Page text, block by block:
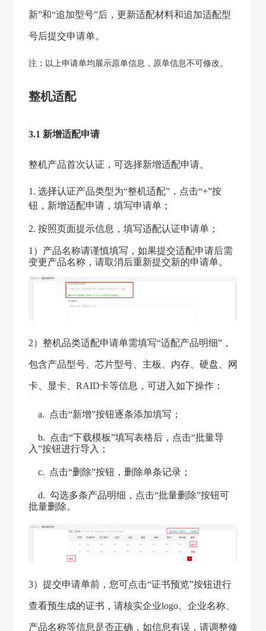
新”和“追加型号”后，更新适配材料和追加适配型
号后提交申请单。
注：以上申请单均展示原单信息，原单信息不可修改。
整机适配
3.1 新增适配申请
整机产品首次认证，可选择新增适配申请。
1. 选择认证产品类型为“整机适配”，点击“+”按
钮，新增适配申请，填写申请单；
2. 按照页面提示信息，填写适配认证申请单；
1）产品名称请谨慎填写，如果提交适配申请后需
变更产品名称，请取消后重新提交新的申请单。
2）整机品类适配申请单需填写“适配产品明细”，
包含产品型号、芯片型号、主板、内存、硬盘、网
卡、显卡、RAID卡等信息，可进入如下操作：
a. 点击“新增”按钮逐条添加填写；
b. 点击“下载模板”填写表格后，点击“批量导
入”按钮进行导入；
c. 点击“删除”按钮，删除单条记录；
d. 勾选多条产品明细，点击“批量删除”按钮可
批量删除。
3）提交申请单前，您可点击“证书预览”按钮进行
查看预生成的证书，请核实企业logo、企业名称、
产品名称等信息是否正确，如信息有误，请调整修